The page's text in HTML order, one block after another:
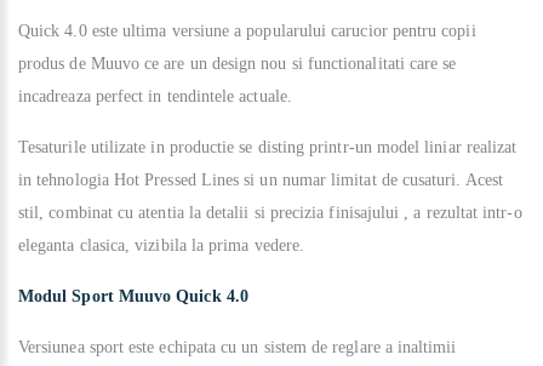
Quick 4.0este ultima versiune a popularului carucior pentru copii
produs de Muuvo ce are un design nou si functionalitati care se
incadreaza perfect in tendintele actuale.
Tesaturile utilizate in productie se disting printr-un model liniar realizat
in tehnologia Hot Pressed Lines si un numar limitat de cusaturi. Acest
stil, combinat cu atentia la detalii si precizia finisajului , a rezultat intr-o
eleganta clasica, vizibila la prima vedere.
Modul Sport Muuvo Quick 4.0
Versiunea sport este echipata cu un sistem de reglare a inaltimii